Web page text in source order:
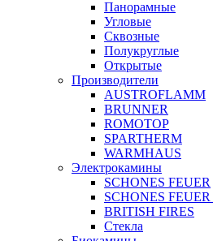
Панорамные
Угловые
Сквозные
Полукруглые
Открытые
Производители
AUSTROFLAMM
BRUNNER
ROMOTOP
SPARTHERM
WARMHAUS
Электрокамины
SCHONES FEUER
SCHONES
BRITISH FIRES
Стекла